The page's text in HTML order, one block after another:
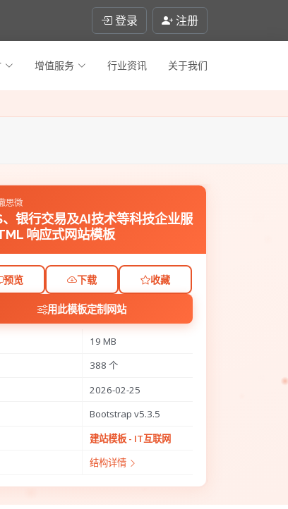
登录 注册
增值服务 行业资讯 关于我们
思微
银行交易及AI技术等科技企业服
响应式网站模板
预览 下载 收藏
用此模板定制网站
19 MB
388 个
2026-02-25
Bootstrap v5.3.5
建站模板 - IT互联网
结构详情